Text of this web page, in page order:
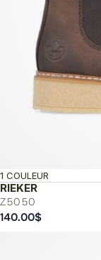
RIEKER
Z5050
1 COULEUR
140.00$